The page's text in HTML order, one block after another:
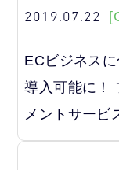
2019.07.22
ECビジネス
導入可能に！
メントサービ